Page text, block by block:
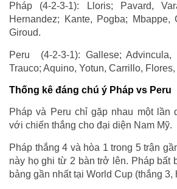
Pháp (4-2-3-1): Lloris; Pavard,
Hernandez; Kante, Pogba; Mbappe,
Giroud.
Peru (4-2-3-1): Gallese; Advincula,
Trauco; Aquino, Yotun, Carrillo,
Thống kê đáng chú ý Pháp vs Peru
Pháp và Peru chỉ gặp nhau một lần
với chiến thắng cho đại diện Nam Mỹ.
Pháp thắng 4 và hòa 1 trong 5 trận
này họ ghi từ 2 bàn trở lên. Pháp bất
bảng gần nhất tại World Cup (thắng 3,